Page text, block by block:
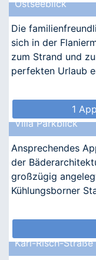
Ostseeblick
Die
sich in der
zum Strand und
perfekten Urlaub
1
Villa Parkblick
Ansprechendes
der
großzügig
Kühlungsborner
Karl-Risch-Straße